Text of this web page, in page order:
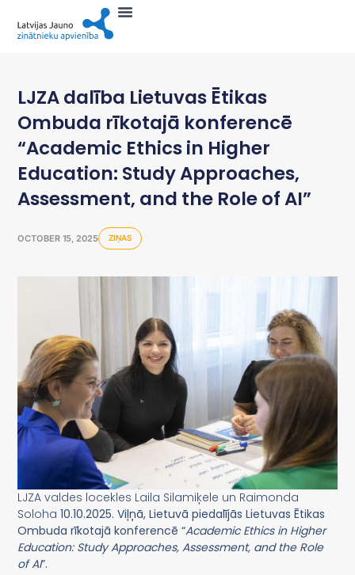
LJZA dalība Lietuvas Ētikas
Ombuda rīkotajā konferencē
“Academic Ethics in Higher
Education: Study Approaches,
Assessment, and the Role of AI”
OCTOBER 15, 2025 ZIŅAS
LJZA valdes locekles Laila Silamiķele un Raimonda
Soloha10.10.2025. Viļņā, Lietuvā piedalījās Lietuvas Ētikas
Ombuda rīkotajā konferencē “Academic Ethics in Higher
Education: Study Approaches, Assessment, and the Role
of AI”.